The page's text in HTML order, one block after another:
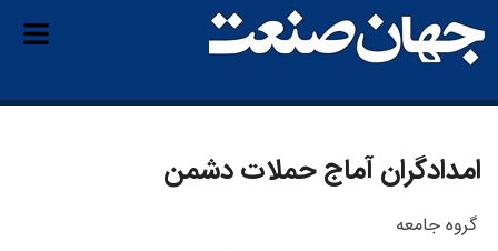
امدادگران آماج حملات دشمن
گروه جامعه